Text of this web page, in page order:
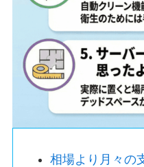
相場より月々の